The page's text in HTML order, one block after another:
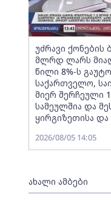
უძრავი ქონების
მლრდ ლარს
წილი 8%-ს
საქართველო,
მიერ შერჩეული
სამეულშია და
ყირგიზეთისა
2026/08/05 14:05
ახალი ამბები